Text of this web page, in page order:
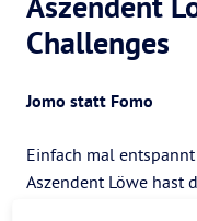
Challenges
Jomo statt Fomo
Einfach mal
Aszendent Löwe hast